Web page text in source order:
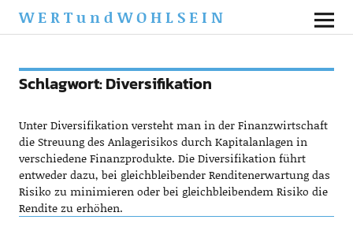
WERTundWOHLSEIN
Schlagwort:Diversifikation
Unter Diversifikation versteht man in der Finanzwirtschaft
die Streuung des Anlagerisikos durch Kapitalanlagen in
verschiedene Finanzprodukte. Die Diversifikation führt
entweder dazu, bei gleichbleibender Renditenerwartung das
Risiko zu minimieren oder bei gleichbleibendem Risiko die
Rendite zu erhöhen.